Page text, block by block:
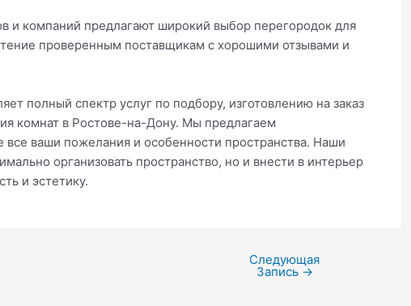
и компаний предлагают широкий выбор перегородок для
проверенным поставщикам с хорошими отзывами и
полный спектр услуг по подбору, изготовлению на заказ
комнат в Ростове-на-Дону. Мы предлагаем
ваши пожелания и особенности пространства. Наши
организовать пространство, но и внести в интерьер
и эстетику.
Следующая
Запись →